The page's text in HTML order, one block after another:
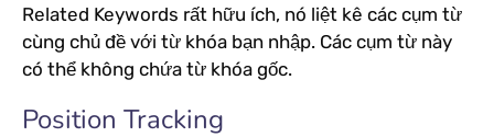
Related Keywords rất hữu ích, nó liệt kê các cụm từ
cùng chủ đề với từ khóa bạn nhập. Các cụm từ này
có thể không chứa từ khóa gốc.
Position Tracking